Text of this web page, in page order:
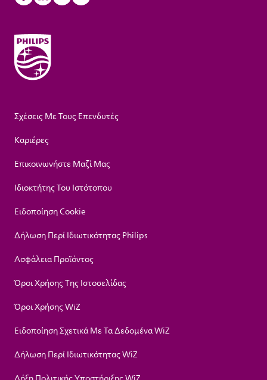
Σχέσεις Με Τους Επενδυτές
Καριέρες
Επικοινωνήστε Μαζί Μας
Ιδιοκτήτης Του Ιστότοπου
Ειδοποίηση Cookie
Δήλωση Περί Ιδιωτικότητας Philips
Ασφάλεια Προϊόντος
Όροι Χρήσης Της Ιστοσελίδας
Όροι Χρήσης WiZ
Ειδοποίηση Σχετικά Με Τα Δεδομένα WiZ
Δήλωση Περί Ιδιωτικότητας WiZ